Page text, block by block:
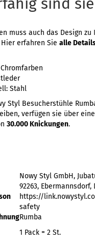
muss auch das Design zu
erfahren Sie alle
Stahl
Styl Besucherstühle
verfügen sie über eine
30.000 Knickungen.
Nowy Styl GmbH,
92263, Ebermannsdorf,
https://
safety
Rumba
1 Pack = 2 St.